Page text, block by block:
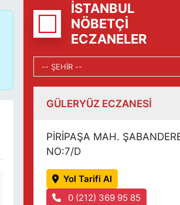
İSTANBUL
NÖBETÇI
ECZANELER
GÜLERYÜZ ECZANESİ
PİRİPAŞA MAH.
NO:7/D
Yol Tarifi Al
0 (212) 369 95 85